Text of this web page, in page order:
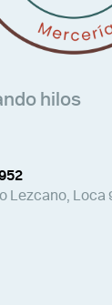
hilos
Lezcano, Loca